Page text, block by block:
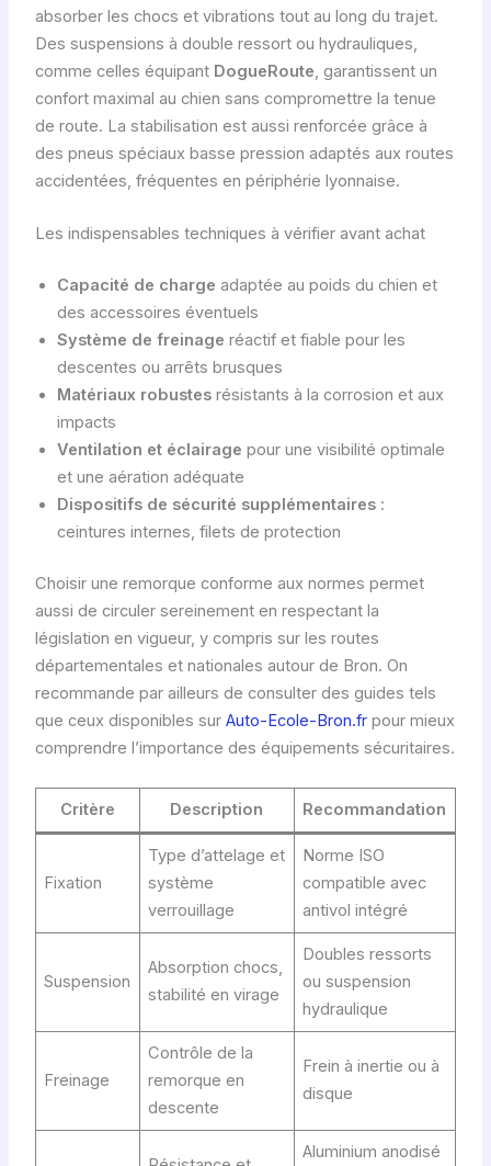
absorber les chocs et vibrations tout au long du trajet.
Des suspensions à double ressort ou hydrauliques,
comme celles équipant DogueRoute , garantissent un
confort maximal au chien sans compromettre la tenue
de route. La stabilisation est aussi renforcée grâce à
des pneus spéciaux basse pression adaptés aux routes
accidentées, fréquentes en périphérie lyonnaise.
Les indispensables techniques à vérifier avant achat
Capacité de charge adaptée au poids du chien et
des accessoires éventuels
Système de freinage réactif et fiable pour les
descentes ou arrêts brusques
Matériaux robustesrésistants à la corrosion et aux
impacts
Ventilation et éclairage pour une visibilité optimale
et une aération adéquate
Dispositifs de sécurité supplémentaires:
ceintures internes, filets de protection
Choisir une remorque conforme aux normes permet
aussi de circuler sereinement en respectant la
législation en vigueur, y compris sur les routes
départementales et nationales autour de Bron. On
recommande par ailleurs de consulter des guides tels
que ceux disponibles sur Auto-Ecole-Bron.frpour mieux
comprendre l’importance des équipements sécuritaires.
Critère Description Recommandation
Fixation
Type d’attelage et
système
verrouillage
Norme ISO
compatible avec
antivol intégré
Suspension
Absorption chocs,
stabilité en virage
Doubles ressorts
ou suspension
hydraulique
Freinage
Contrôle de la
remorque en
descente
Frein à inertie ou à
disque
Aluminium anodisé